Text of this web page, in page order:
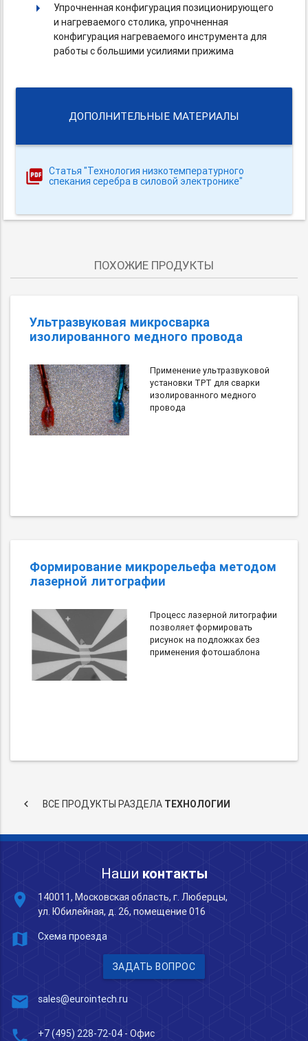
Упрочненная конфигурация позиционирующего
и нагреваемого столика, упрочненная
конфигурация нагреваемого инструмента для
работы с большими усилиями прижима
ДОПОЛНИТЕЛЬНЫЕ МАТЕРИАЛЫ
Статья "Технология низкотемпературного
спекания серебра в силовой электронике"
ПОХОЖИЕ ПРОДУКТЫ
Ультразвуковая микросварка
изолированного медного провода
Применение ультразвуковой
установки TPT для сварки
изолированного медного
провода
Формирование микрорельефа методом
лазерной литографии
Процесс лазерной литографии
позволяет формировать
рисунок на подложках без
применения фотошаблона
keyboard_arrow_left ВСЕ ПРОДУКТЫ РАЗДЕЛА ТЕХНОЛОГИИ
Наши контакты
place
140011, Московская область, г. Люберцы,
ул. Юбилейная, д. 26, помещение 016
map Схема проезда
ЗАДАТЬ ВОПРОС
mail sales@eurointech.ru
phone +7 (495) 228-72-04 - Офис